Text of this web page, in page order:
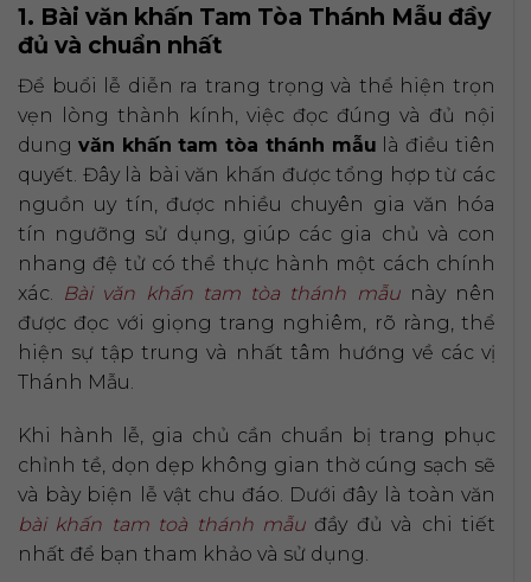
1. Bài văn khấn Tam Tòa Thánh Mẫu đầy
đủ và chuẩn nhất
Để buổi lễ diễn ra trang trọng và thể hiện trọn
vẹn lòng thành kính, việc đọc đúng và đủ nội
dung văn khấn tam tòa thánh mẫu là điều tiên
quyết. Đây là bài văn khấn được tổng hợp từ các
nguồn uy tín, được nhiều chuyên gia văn hóa
tín ngưỡng sử dụng, giúp các gia chủ và con
nhang đệ tử có thể thực hành một cách chính
xác. Bài văn khấn tam tòa thánh mẫunày nên
được đọc với giọng trang nghiêm, rõ ràng, thể
hiện sự tập trung và nhất tâm hướng về các vị
Thánh Mẫu.
Khi hành lễ, gia chủ cần chuẩn bị trang phục
chỉnh tề, dọn dẹp không gian thờ cúng sạch sẽ
và bày biện lễ vật chu đáo. Dưới đây là toàn văn
bài khấn tam toà thánh mẫu đầy đủ và chi tiết
nhất để bạn tham khảo và sử dụng.